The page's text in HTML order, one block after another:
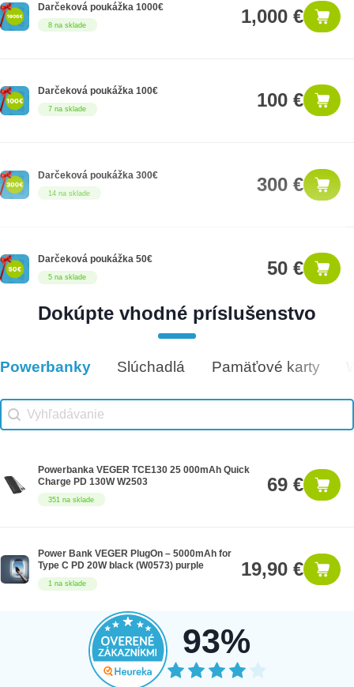
8 na sklade
Darčeková poukážka 1000€ 1,000 €
7 na sklade
Darčeková poukážka 100€ 100 €
14 na sklade
Darčeková poukážka 300€ 300 €
5 na sklade
Darčeková poukážka 50€ 50 €
9 na sklade
Dokúpte vhodné príslušenstvo
Vhodné príslušenstvo
Powerbanky Slúchadlá Pamäťové karty
Vhodné príslušenstvo search
Search content
351 na sklade
Powerbanka VEGER TCE130 25 000mAh Quick
Charge PD 130W W2503
69 €
1 na sklade
Power Bank VEGER PlugOn – 5000mAh for
Type C PD 20W black (W0573) purple
19,90 €
93%